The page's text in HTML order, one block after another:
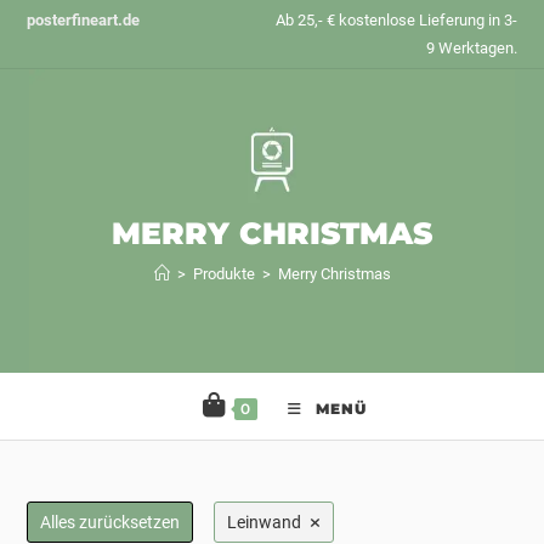
Zumposterfineart.de
Ab 25,- € kostenlose Lieferung in 3-
9 Werktagen.
MERRY CHRISTMAS
> Produkte > Merry Christmas
0 MENÜ
Alles zurücksetzen Leinwand ×